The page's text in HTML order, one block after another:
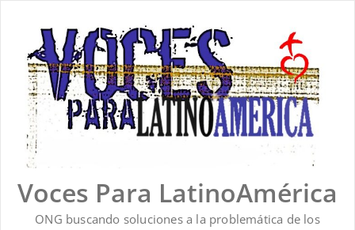
contenido
Voces Para LatinoAmérica
ONG buscando soluciones a la problemática de los